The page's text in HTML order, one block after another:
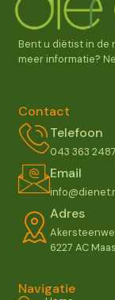
Bent u diëtist in de
meer informatie?
Contact
Telefoon
043 363 2487
Email
Adres
6227 AC
Navigatie